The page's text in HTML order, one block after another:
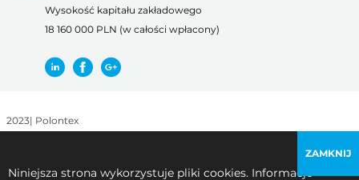
Niniejsza strona wykorzystuje pliki cookies. Informacje
ZAMKNIJ
Wysokość kapitału zakładowego
18 160 000 PLN (w całości wpłacony)
2023| Polontex